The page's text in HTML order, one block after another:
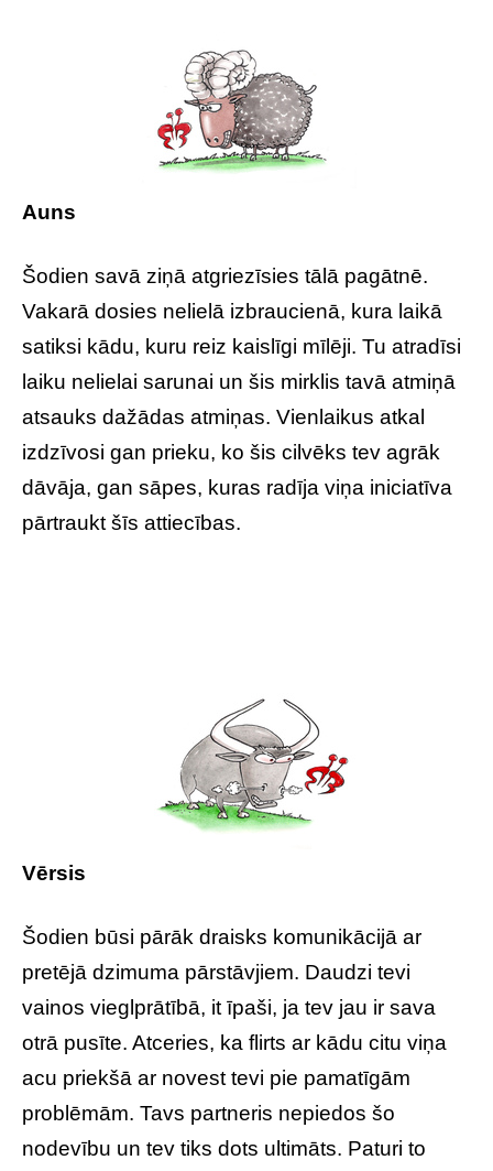
Auns
Šodien savā ziņā atgriezīsies tālā pagātnē.
Vakarā dosies nelielā izbraucienā, kura laikā
satiksi kādu, kuru reiz kaislīgi mīlēji. Tu atradīsi
laiku nelielai sarunai un šis mirklis tavā atmiņā
atsauks dažādas atmiņas. Vienlaikus atkal
izdzīvosi gan prieku, ko šis cilvēks tev agrāk
dāvāja, gan sāpes, kuras radīja viņa iniciatīva
pārtraukt šīs attiecības.
Vērsis
Šodien būsi pārāk draisks komunikācijā ar
pretējā dzimuma pārstāvjiem. Daudzi tevi
vainos vieglprātībā, it īpaši, ja tev jau ir sava
otrā pusīte. Atceries, ka flirts ar kādu citu viņa
acu priekšā ar novest tevi pie pamatīgām
problēmām. Tavs partneris nepiedos šo
nodevību un tev tiks dots ultimāts. Paturi to